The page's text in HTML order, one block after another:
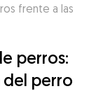
frente a las
perros:
del perro